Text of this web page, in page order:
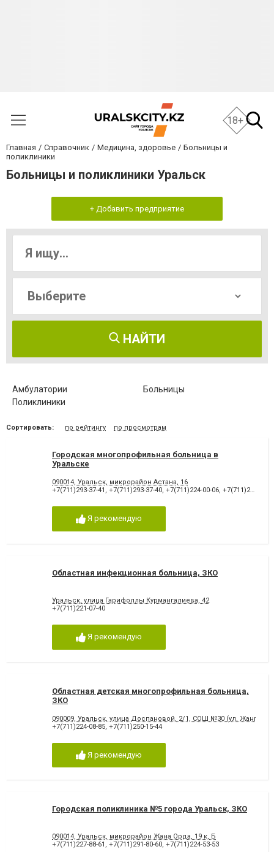
18+
Главная Справочник Медицина, здоровье
Больницы и
поликлиники
Больницы и поликлиники Уральск
+ Добавить предприятие
НАЙТИ
Амбулатории
Больницы
Поликлиники
Сортировать: по рейтингу по просмотрам
Городская многопрофильная больница в
Уральске
090014, Уральск, микрорайон Астана, 16
+7(711)293-37-41 , +7(711)293-37-40, +7(711)224-00-06, +7(711)293-37-44
Я рекомендую
Областная инфекционная больница, ЗКО
Уральск, улица Гарифоллы Курмангалиева, 42
+7(711)221-07-40
Я рекомендую
Областная детская многопрофильная больница,
ЗКО
090009, Уральск, улица Доспановой, 2/1, ​СОШ №30 (ул. Жангир
+7(711)224-08-85, +7(711)250-15-44
Я рекомендую
Городская поликлиника №5 города Уральск, ЗКО
090014, Уральск, микрорайон Жана Орда, 19 к, Б
+7(711)227-88-61 , +7(711)291-80-60, +7(711)224-53-53